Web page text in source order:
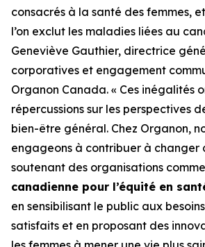
consacrés à la santé des femmes,
l’on exclut les maladies liées au
Geneviève Gauthier, directrice
corporatives et engagement
Organon Canada. « Ces inégalités
répercussions sur les perspectives
bien-être général. Chez Organon,
engageons à contribuer à changer
soutenant des organisations comme
canadienne pour l’équité en
en sensibilisant le public aux
satisfaits et en proposant des